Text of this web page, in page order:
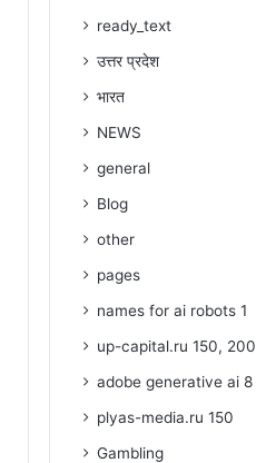
ready_text
उत्तर प्रदेश
भारत
NEWS
general
Blog
other
pages
names for ai robots 1
up-capital.ru 150, 200
adobe generative ai 8
plyas-media.ru 150
Gambling